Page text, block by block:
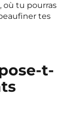
où tu pourras
tes
t-